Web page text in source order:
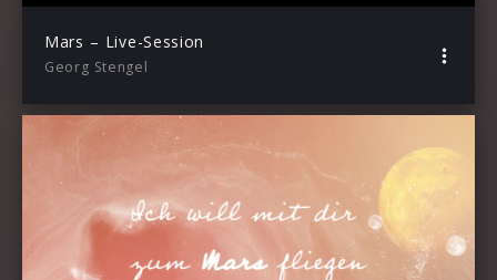
Mars – Live-Session
Georg Stengel